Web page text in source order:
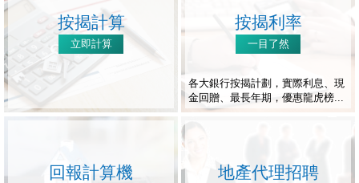
按揭計算
立即計算
按揭利率
一目了然
各大銀行按揭計劃，實際利息、現
金回贈、最長年期，優惠龍虎榜...
回報計算機 地產代理招聘